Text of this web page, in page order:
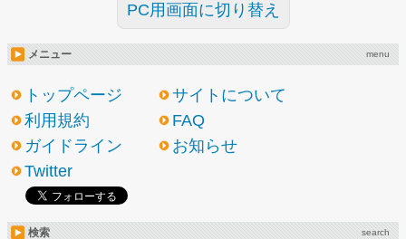
PC用画面に切り替え
メニュー menu
トップページ
サイトについて
利用規約
FAQ
ガイドライン
お知らせ
Twitter
検索 search